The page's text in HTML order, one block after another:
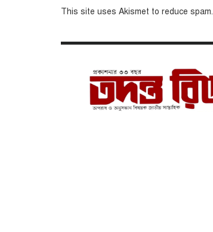
This site uses Akismet to reduce spam.